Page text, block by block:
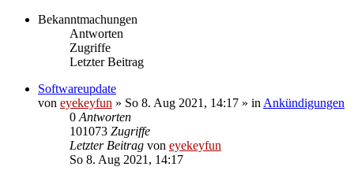
Bekanntmachungen
Antworten
Zugriffe
Letzter Beitrag
Softwareupdate
von eyekeyfun » So 8. Aug 2021, 14:17 » in Ankündigungen
0 Antworten
101073 Zugriffe
Letzter Beitrag von eyekeyfun
So 8. Aug 2021, 14:17